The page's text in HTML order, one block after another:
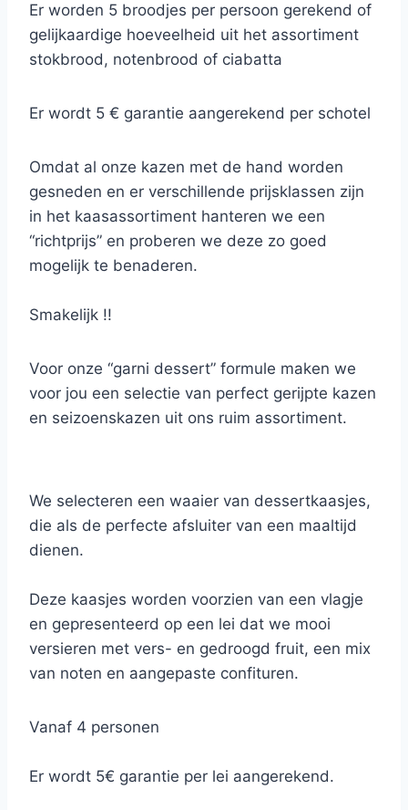
Er worden 5 broodjes per persoon gerekend of
gelijkaardige hoeveelheid uit het assortiment
stokbrood, notenbrood of ciabatta
Er wordt 5 € garantie aangerekend per schotel
Omdat al onze kazen met de hand worden
gesneden en er verschillende prijsklassen zijn
in het kaasassortiment hanteren we een
“richtprijs” en proberen we deze zo goed
mogelijk te benaderen.
Smakelijk !!
Voor onze “garni dessert” formule maken we
voor jou een selectie van perfect gerijpte kazen
en seizoenskazen uit ons ruim assortiment.
We selecteren een waaier van dessertkaasjes,
die als de perfecte afsluiter van een maaltijd
dienen.
Deze kaasjes worden voorzien van een vlagje
en gepresenteerd op een lei dat we mooi
versieren met vers- en gedroogd fruit, een mix
van noten en aangepaste confituren.
Vanaf 4 personen
Er wordt 5€ garantie per lei aangerekend.